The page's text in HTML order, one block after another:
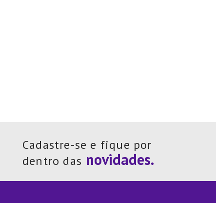
Cadastre-se e fique por
dentro das